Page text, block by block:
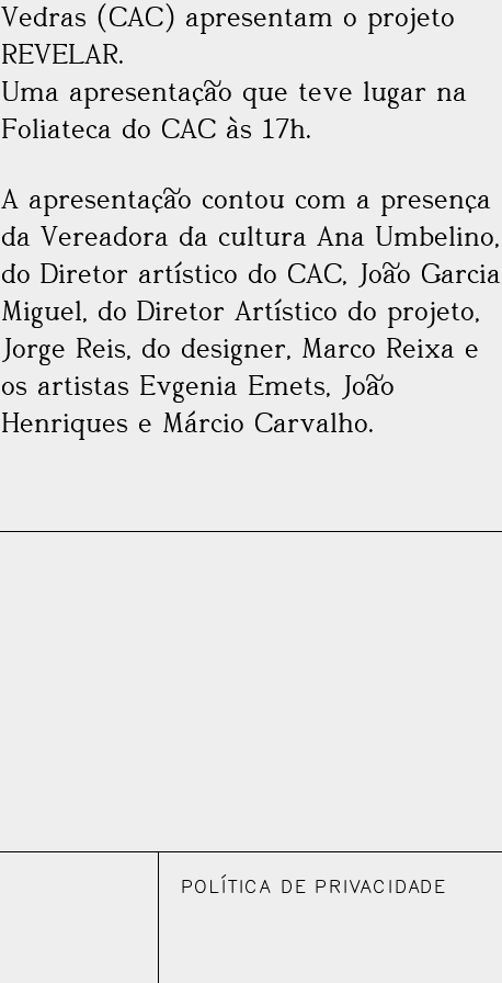
Vedras (CAC) apresentam o projeto
REVELAR.
Uma apresentação que teve lugar na
Foliateca do CAC às 17h.
A apresentação contou com a presença
da Vereadora da cultura Ana Umbelino,
do Diretor artístico do CAC, João Garcia
Miguel, do Diretor Artístico do projeto,
Jorge Reis, do designer, Marco Reixa e
os artistas Evgenia Emets, João
Henriques e Márcio Carvalho.
POLÍTICA DE PRIVACIDADE